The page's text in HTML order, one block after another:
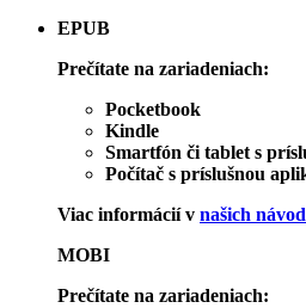
EPUB
Prečítate na zariadeniach:
Pocketbook
Kindle
Smartfón či tablet s
Počítač s príslušnou
Viac informácií v našich
MOBI
Prečítate na zariadeniach: